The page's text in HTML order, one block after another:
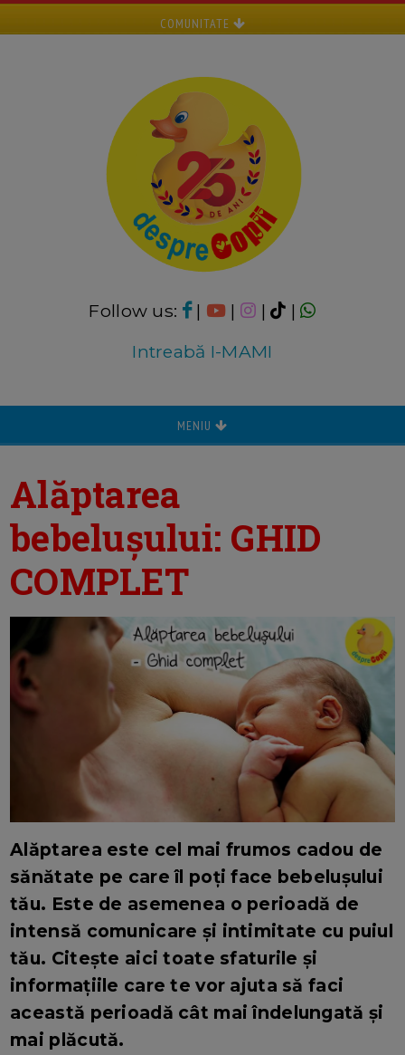
COMUNITATE
Follow us: | | |
|
Intreabă I-MAMI
MENIU
Alăptarea
bebelușului: GHID
COMPLET
Alăptarea este cel mai frumos cadou de
sănătate pe care îl poți face bebelușului
tău. Este de asemenea o perioadă de
intensă comunicare și intimitate cu puiul
tău. Citește aici toate sfaturile și
informațiile care te vor ajuta să faci
această perioadă cât mai îndelungată și
mai plăcută.